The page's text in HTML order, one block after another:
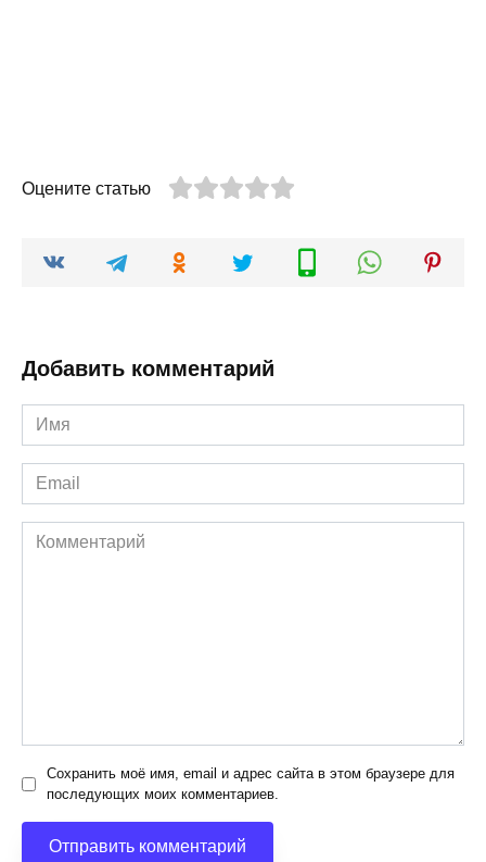
Оцените статью
Добавить комментарий
Имя
*
Email
*
Комментарий
Сохранить моё имя, email и адрес сайта в этом браузере для
последующих моих комментариев.